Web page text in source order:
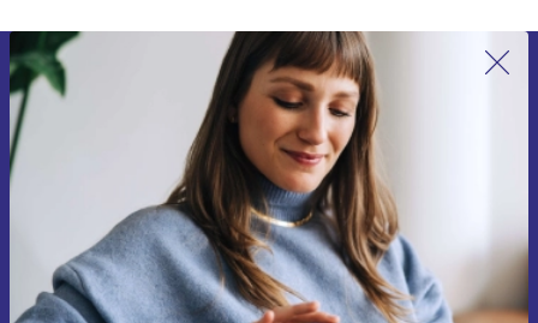
Liity ensimmäistä kertaa uutiskirjeen
tilaajaksi ja säästä 15 €!
Älä missaa enää yhtäkään tarjousta.
Pyydä etukuponki
Lisätietoja henkilötietojen käytöstä löydättietosuojaselosteestamme.